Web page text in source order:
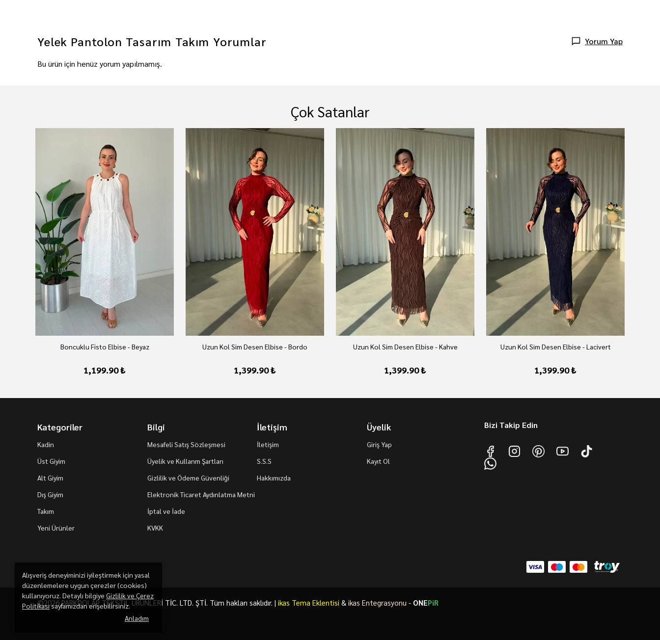
Alışveriş deneyiminizi iyileştirmek için yasal
düzenlemelere uygun çerezler (cookies)
kullanıyoruz. Detaylı bilgiye Gizlilik ve Çerez
Politikasısayfamızdan erişebilirsiniz.
Anladım
Yelek Pantolon Tasarım Takım Yorumlar Yorum Yap
Bu ürün için henüz yorum yapılmamış.
Çok Satanlar
Boncuklu Fisto Elbise - Beyaz
1,199.90 ₺
Uzun Kol Sim Desen Elbise - Bordo
1,399.90 ₺
Uzun Kol Sim Desen Elbise - Kahve
1,399.90 ₺
Uzun Kol Sim Desen Elbise - Lacivert
1,399.90 ₺
Kategoriler
Kadin
Üst Giyim
Alt Giyim
Dış Giyim
Takım
Yeni Ürünler
Bilgi
Mesafeli Satış Sözleşmesi
Üyelik ve Kullanm Şartları
Gizlilik ve Ödeme Güvenliği
Elektronik Ticaret Aydınlatma Metni
İptal ve İade
KVKK
İletişim
İletişim
S.S.S
Hakkımızda
Üyelik
Giriş Yap
Kayıt Ol
Bizi Takip Edin
©2026 PARKDOLAP TEKSTİL ÜRÜNLERİ TİC. LTD. ŞTİ. Tüm hakları saklıdır. | ikas Tema Eklentisi & ikas Entegrasyonu - ONEPiR